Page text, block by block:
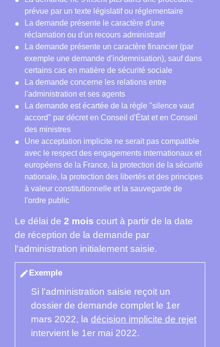
prévue par un texte législatif ou réglementaire
La demande présente le caractère d'une
réclamation ou d'un recours administratif
La demande présente un caractère financier (par
exemple une demande d'indemnisation), sauf dans
certains cas en matière de sécurité sociale
La demande concerne les relations entre
l'administration et ses agents
La demande est écartée de la règle "silence vaut
accord" par décret en Conseil d'État et en Conseil
des ministres
Une acceptation implicite ne serait pas compatible
avec le respect des engagements internationaux et
européens de la France, la protection de la sécurité
nationale, la protection des libertés et des principes
à valeur constitutionnelle et la sauvegarde de
l'ordre public
Le délai de 2 mois court à partir de la date
de réception de la demande par
l'administration initialement saisie.
edit Exemple
Si l'administration saisie reçoit un
dossier de demande complet le 1er
mars 2022, la décision implicite de rejet
intervient le 1er mai 2022.